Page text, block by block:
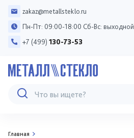
zakaz@metallsteklo.ru
Пн-Пт: 09:00-18:00 Сб-Вс: выходной
+7 (499) 130-73-53
Главная